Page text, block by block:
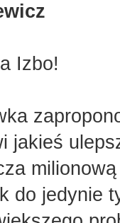
Izbo!
jakieś
do jedynie